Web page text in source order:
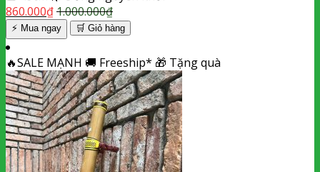
860.000₫1.000.000₫
⚡ Mua ngay 🛒 Giỏ hàng
🔥SALE MẠNH 🚚 Freeship* 🎁 Tặng quà